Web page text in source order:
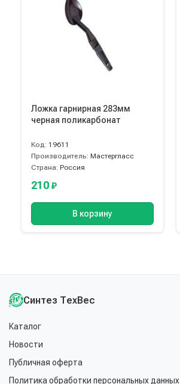
Ложка гарнирная 283мм
черная поликарбонат
Код: 19611
Производитель: Мастергласс
Страна: Россия
210 ₽
В корзину
Синтез ТехВес
Каталог
Новости
Публичная оферта
Политика обработки персональных данных